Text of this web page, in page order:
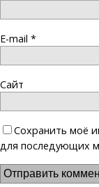
E-mail *
Сайт
Сохранить моё
для последующих